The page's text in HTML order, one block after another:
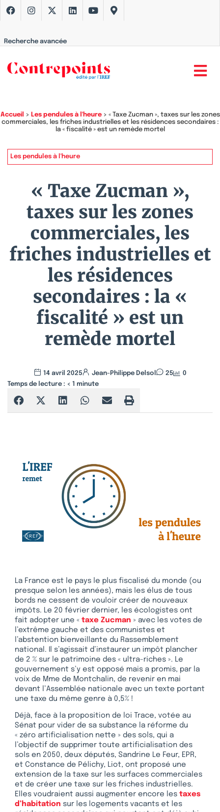
Recherche avancée
Accueil > Les pendules à l'heure> « Taxe Zucman », taxes sur les zones
commerciales, les friches industrielles et les résidences secondaires :
la « fiscalité » est un remède mortel
Les pendules à l'heure
« Taxe Zucman »,
taxes sur les zones
commerciales, les
friches industrielles et
les résidences
secondaires : la «
fiscalité » est un
remède mortel
14 avril 2025 Jean-Philippe Delsol 25
0
Temps de lecture : < 1 minute
La France est le pays le plus fiscalisé du monde (ou
presque selon les années), mais les élus de tous
bords ne cessent de vouloir créer de nouveaux
impôts. Le 20 février dernier, les écologistes ont
fait adopter une « taxe Zucman » avec les votes de
l’extrême gauche et des communistes et
l’abstention bienveillante du Rassemblement
national. Il s’agissait d’instaurer un impôt plancher
de 2 % sur le patrimoine des « ultra-riches ». Le
gouvernement s’y est opposé mais a promis, par la
voix de Mme de Montchalin, de revenir en mai
devant l’Assemblée nationale avec un texte portant
une taxe du même genre à 0,5% !
Déjà, face à la proposition de loi Trace, votée au
Sénat pour vider de sa substance la réforme du
« zéro artificialisation nette » des sols, qui a
l’objectif de supprimer toute artificialisation des
sols en 2050, deux députés, Sandrine Le Feur, EPR,
et Constance de Pélichy, Liot, ont proposé une
extension de la taxe sur les surfaces commerciales
et de créer une taxe sur les friches industrielles.
Elles voudraient aussi augmenter encore les taxes
d’habitation sur les logements vacants et les